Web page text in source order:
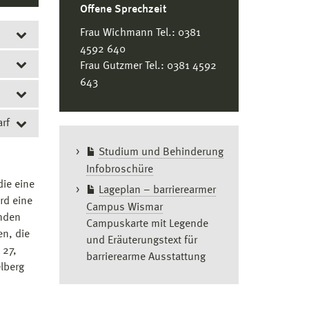
vom
der
es
eine
eine
die
Offene Sprechzeit
Frau Wichmann Tel.: 0381
4592 640
Frau Gutzmer Tel.: 0381 4592
643
Studium und Behinderung
Infobroschüre
Lageplan – barrierearmer
Campus Wismar
Campuskarte mit Legende
und Eräuterungstext für
barrierearme Ausstattung